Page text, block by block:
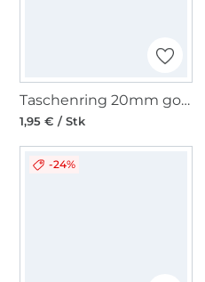
Taschenring 20mm goldfarbig
1,95 € / Stk
-24%